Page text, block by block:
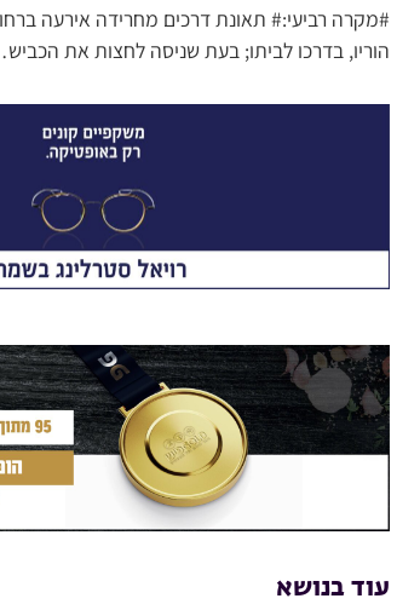
#מקרה רביעי:# תאונת דרכים מחרידה אירעה
הוריו, בדרכו לביתו; בעת שניסה לחצות את
עוד בנושא